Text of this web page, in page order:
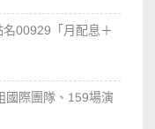
00929「月配息＋
國際團隊、159場演